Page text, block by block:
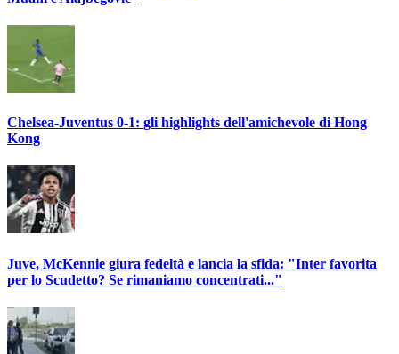
Chelsea-Juventus 0-1: gli highlights dell'amichevole di Hong
Kong
Juve, McKennie giura fedeltà e lancia la sfida: "Inter favorita
per lo Scudetto? Se rimaniamo concentrati..."